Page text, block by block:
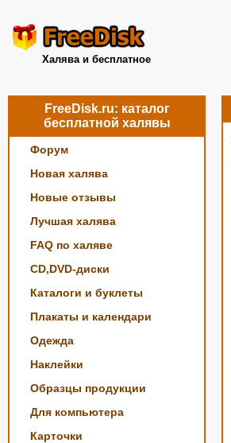
Халява и бесплатное
FreeDisk.ru: каталог
бесплатной халявы
Форум
Новая халява
Новые отзывы
Лучшая халява
FAQ по халяве
CD,DVD-диски
Каталоги и буклеты
Плакаты и календари
Одежда
Наклейки
Образцы продукции
Для компьютера
Карточки